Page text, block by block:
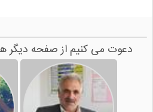
دعوت می کنیم از صفحه دیگر